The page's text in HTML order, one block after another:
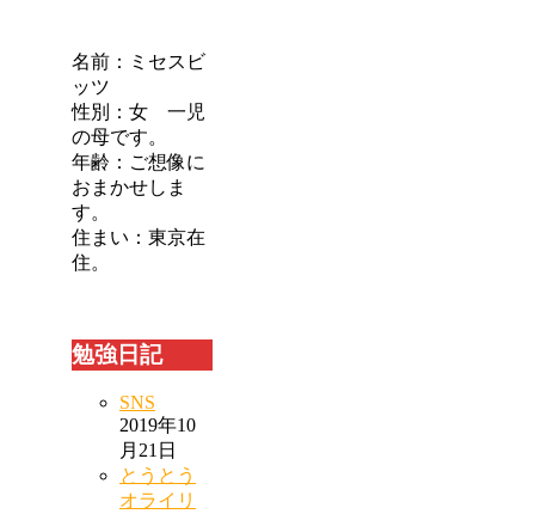
名前：ミセスビ
ッツ
性別：女 一児
の母です。
年齢：ご想像に
おまかせしま
す。
住まい：東京在
住。
勉強日記
SNS
2019年10
月21日
とうとう
オライリ